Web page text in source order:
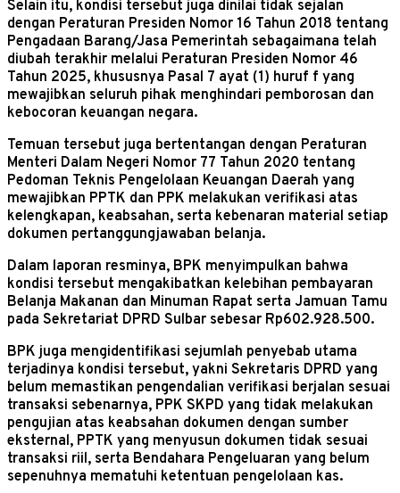
Selain itu, kondisi tersebut juga dinilai tidak sejalan
dengan Peraturan Presiden Nomor 16 Tahun 2018 tentang
Pengadaan Barang/Jasa Pemerintah sebagaimana telah
diubah terakhir melalui Peraturan Presiden Nomor 46
Tahun 2025, khususnya Pasal 7 ayat (1) huruf f yang
mewajibkan seluruh pihak menghindari pemborosan dan
kebocoran keuangan negara.
Temuan tersebut juga bertentangan dengan Peraturan
Menteri Dalam Negeri Nomor 77 Tahun 2020 tentang
Pedoman Teknis Pengelolaan Keuangan Daerah yang
mewajibkan PPTK dan PPK melakukan verifikasi atas
kelengkapan, keabsahan, serta kebenaran material setiap
dokumen pertanggungjawaban belanja.
Dalam laporan resminya, BPK menyimpulkan bahwa
kondisi tersebut mengakibatkan kelebihan pembayaran
Belanja Makanan dan Minuman Rapat serta Jamuan Tamu
pada Sekretariat DPRD Sulbar sebesar Rp602.928.500.
BPK juga mengidentifikasi sejumlah penyebab utama
terjadinya kondisi tersebut, yakni Sekretaris DPRD yang
belum memastikan pengendalian verifikasi berjalan sesuai
transaksi sebenarnya, PPK SKPD yang tidak melakukan
pengujian atas keabsahan dokumen dengan sumber
eksternal, PPTK yang menyusun dokumen tidak sesuai
transaksi riil, serta Bendahara Pengeluaran yang belum
sepenuhnya mematuhi ketentuan pengelolaan kas.